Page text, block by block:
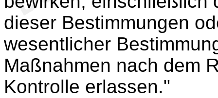
dieser Bestimmungen
wesentlicher
Maßnahmen nach dem
Kontrolle erlassen."